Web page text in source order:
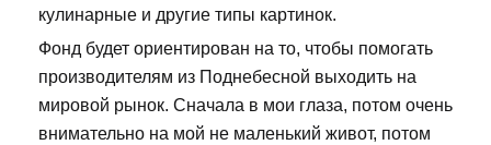
кулинарные и другие типы картинок.
Фонд будет ориентирован на то, чтобы помогать
производителям из Поднебесной выходить на
мировой рынок. Сначала в мои глаза, потом очень
внимательно на мой не маленький живот, потом